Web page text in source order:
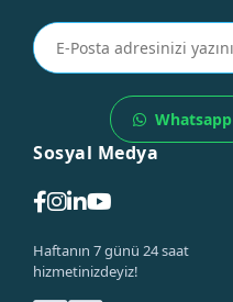
Whatsapp
Sosyal Medya
Haftanın 7 günü 24 saat
hizmetinizdeyiz!